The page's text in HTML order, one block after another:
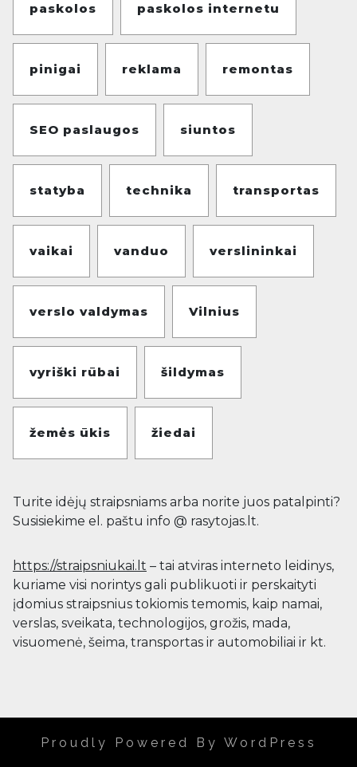
paskolos paskolos internetu
pinigai reklama remontas
SEO paslaugos siuntos
statyba technika transportas
vaikai vanduo verslininkai
verslo valdymas Vilnius
vyriški rūbai šildymas
žemės ūkis žiedai
Turite idėjų straipsniams arba norite juos patalpinti?
Susisiekime el. paštu info @ rasytojas.lt.
https://straipsniukai.lt – tai atviras interneto leidinys,
kuriame visi norintys gali publikuoti ir perskaityti
įdomius straipsnius tokiomis temomis, kaip namai,
verslas, sveikata, technologijos, grožis, mada,
visuomenė, šeima, transportas ir automobiliai ir kt.
Proudly Powered By WordPress